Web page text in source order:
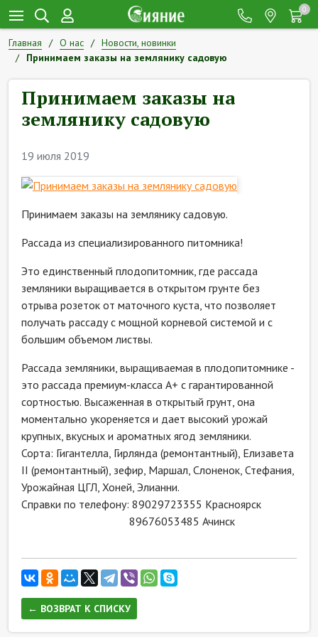
0
Главная О нас
Новости, новинки
Принимаем заказы на землянику садовую
Принимаем заказы на
землянику садовую
19 июля 2019
Принимаем заказы на землянику садовую.
Рассада из специализированного питомника!
Это единственный плодопитомник, где рассада
земляники выращивается в открытом грунте без
отрыва розеток от маточного куста, что позволяет
получать рассаду с мощной корневой системой и с
большим объемом листвы.
Рассада земляники, выращиваемая в плодопитомнике -
это рассада премиум-класса А+ с гарантированной
сортностью. Высаженная в открытый грунт, она
моментально укореняется и дает высокий урожай
крупных, вкусных и ароматных ягод земляники.
Сорта: Гигантелла, Гирлянда (ремонтантный), Елизавета
II (ремонтантный), зефир, Маршал, Слоненок, Стефания,
Урожайная ЦГЛ, Хоней, Элианни.
Справки по телефону: 89029723355 Красноярск
89676053485 Ачинск
← ВОЗВРАТ К СПИСКУ